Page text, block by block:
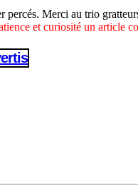
percés. Merci au trio
et curiosité un article